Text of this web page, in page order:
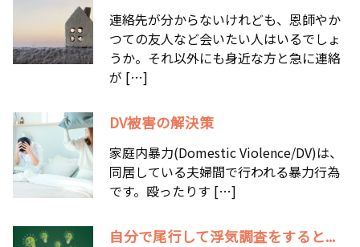
連絡先が分からないけれども、恩師やか
つての友人など会いたい人はいるでしょ
うか。それ以外にも身近な方と急に連絡
が […]
DV被害の解決策
家庭内暴力(Domestic Violence/DV)は、
同居している夫婦間で行われる暴力行為
です。殴ったりす […]
自分で尾行して浮気調査をすると...